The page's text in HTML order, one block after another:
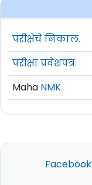
परीक्षेचे निकाल.
परीक्षा प्रवेशपत्र.
Maha NMK
Facebook